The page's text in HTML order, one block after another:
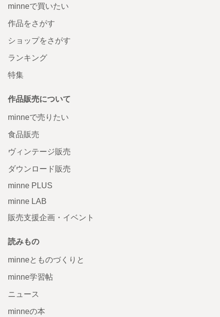
minneで買いたい
作品をさがす
ショップをさがす
ランキング
特集
作品販売について
minneで売りたい
食品販売
ヴィンテージ販売
ダウンロード販売
minne PLUS
minne LAB
販売支援企画・イベント
読みもの
minneとものづくりと
minne学習帖
ニュース
minneの本